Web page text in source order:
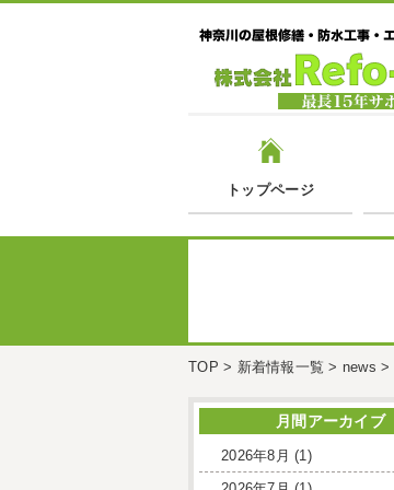
トップページ
TOP > 新着情報一覧 > news >
月間アーカイブ
2026年8月 (1)